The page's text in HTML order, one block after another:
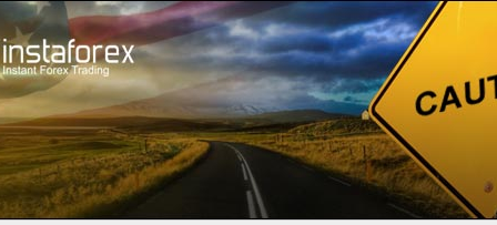
Минимальные